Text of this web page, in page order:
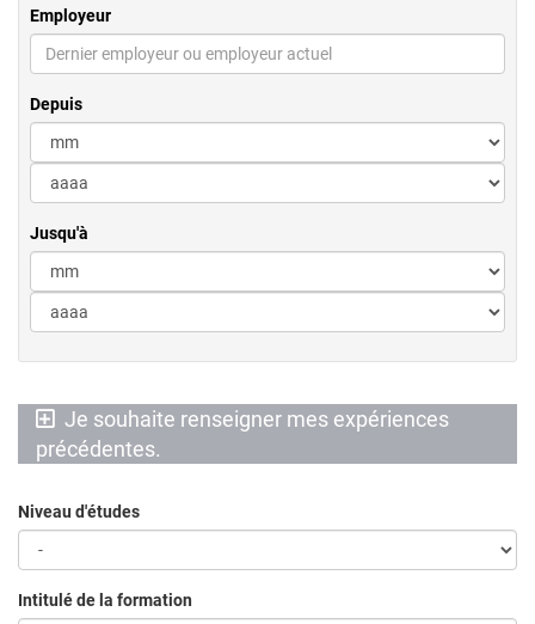
Employeur
Depuis
Jusqu'à
précédentes.
Niveau d'études
Intitulé de la formation